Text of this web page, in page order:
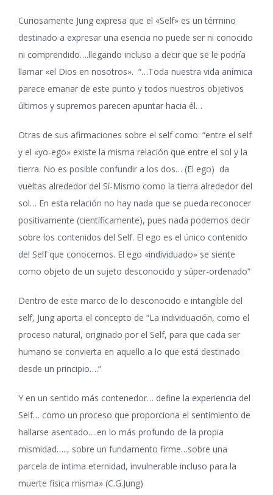
Curiosamente Jung expresa que el «Self» es un término
destinado a expresar una esencia no puede ser ni conocido
ni comprendido….llegando incluso a decir que se le podría
llamar «el Dios en nosotros». “…Toda nuestra vida anímica
parece emanar de este punto y todos nuestros objetivos
últimos y supremos parecen apuntar hacia él…
Otras de sus afirmaciones sobre el self como: “entre el self
y el «yo-ego» existe la misma relación que entre el sol y la
tierra. No es posible confundir a los dos… (El ego) da
vueltas alrededor del Sí-Mismo como la tierra alrededor del
sol… En esta relación no hay nada que se pueda reconocer
positivamente (científicamente), pues nada podemos decir
sobre los contenidos del Self. El ego es el único contenido
del Self que conocemos. El ego «individuado» se siente
como objeto de un sujeto desconocido y súper-ordenado”
Dentro de este marco de lo desconocido e intangible del
self, Jung aporta el concepto de “La individuación, como el
proceso natural, originado por el Self, para que cada ser
humano se convierta en aquello a lo que está destinado
desde un principio….”
Y en un sentido más contenedor… define la experiencia del
Self… como un proceso que proporciona el sentimiento de
hallarse asentado….en lo más profundo de la propia
mismidad….., sobre un fundamento firme…sobre una
parcela de íntima eternidad, invulnerable incluso para la
muerte física misma» (C.G.Jung)